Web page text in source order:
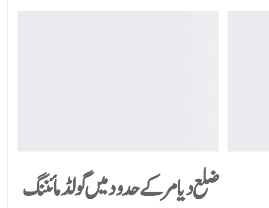
ضلع دیامر کے حدود میں گولڈ مائننگ